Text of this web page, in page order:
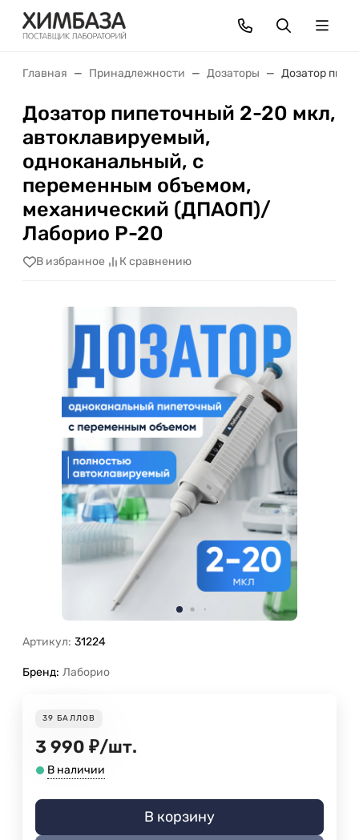
Главная Принадлежности Дозаторы Дозатор
Дозатор пипеточный 2-20 мкл,
автоклавируемый,
одноканальный, с
переменным объемом,
механический (ДПАОП)/
Лаборио P-20
В избранное К сравнению
Артикул: 31224
Бренд: Лаборио
39 БАЛЛОВ
3 990 ₽/шт.
В наличии
В корзину